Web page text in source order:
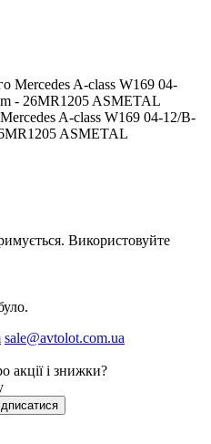
Mercedes A-class W169 04-12/B-
ASMETAL
Використовуйте
sale@avtolot.com.ua
акції і знижки?